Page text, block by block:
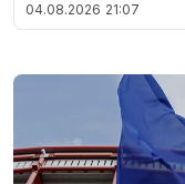
04.08.2026 21:07